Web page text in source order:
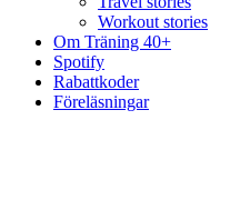
Workout stories
Om Träning 40+
Spotify
Rabattkoder
Föreläsningar